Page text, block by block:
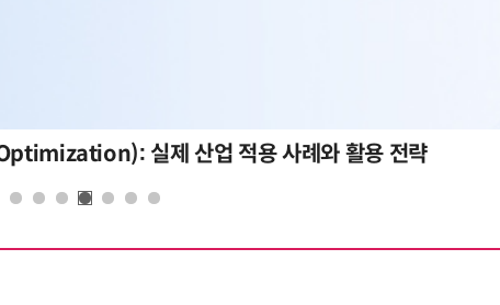
실제 산업 적용 사례와 활용 전략